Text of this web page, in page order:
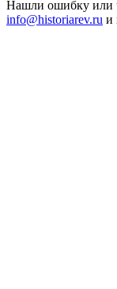
Нашли ошибку или
info@historiarev.ru и